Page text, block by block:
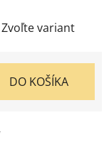
Zvoľte variant
DO KOŠÍKA